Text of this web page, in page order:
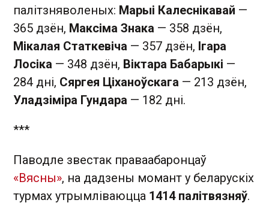
палітзняволеных: Марыі Калеснікавай —
365 дзён, Максіма Знака — 358 дзён,
Мікалая Статкевіча — 357 дзён, Ігара
Лосіка — 348 дзён, Віктара Бабарыкі —
284 дні, Сяргея Ціханоўскага — 213 дзён,
Уладзіміра Гундара — 182 дні.
***
Паводле звестак праваабаронцаў
«Вясны», на дадзены момант у беларускіх
турмах утрымліваюцца 1414 палітвязняў.